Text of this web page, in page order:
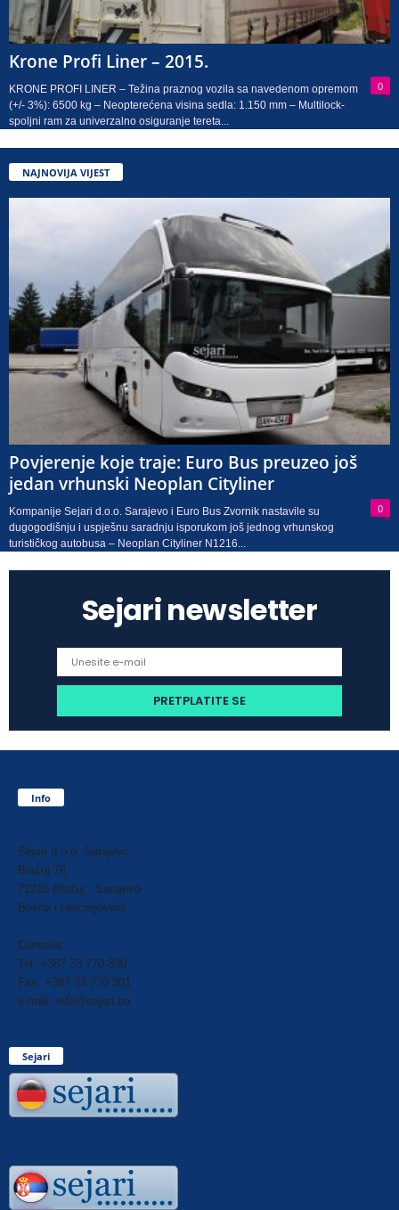
Krone Profi Liner – 2015.
0
KRONE PROFI LINER – Težina praznog vozila sa navedenom opremom
(+/- 3%): 6500 kg – Neopterećena visina sedla: 1.150 mm – Multilock-
spoljni ram za univerzalno osiguranje tereta...
NAJNOVIJA VIJEST
Povjerenje koje traje: Euro Bus preuzeo još
jedan vrhunski Neoplan Cityliner
0
Kompanije Sejari d.o.o. Sarajevo i Euro Bus Zvornik nastavile su
dugogodišnju i uspješnu saradnju isporukom još jednog vrhunskog
turističkog autobusa – Neoplan Cityliner N1216...
Sejari newsletter
Info
Sejari d.o.o. Sarajevo
Blažuj 78,
71215 Blažuj - Sarajevo
Bosna i Hercegovina
Centrala:
Tel: +387 33 770 300
Fax: +387 33 770 301
e-mail: info@sejari.ba
Sejari